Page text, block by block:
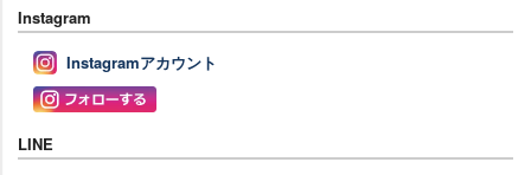
Instagram
Instagramアカウント
LINE